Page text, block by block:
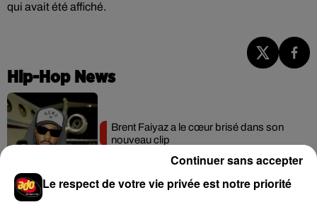
qui avait été affiché.
Hip-Hop News
Brent Faiyaz a le cœur brisé dans son
nouveau clip
Le respect de votre vie privée est notre priorité
Continuer sans accepter